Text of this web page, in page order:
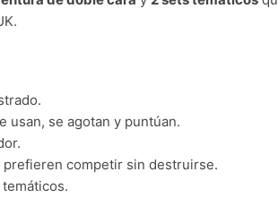
usan, se agotan y puntúan.
prefieren competir sin destruirse.